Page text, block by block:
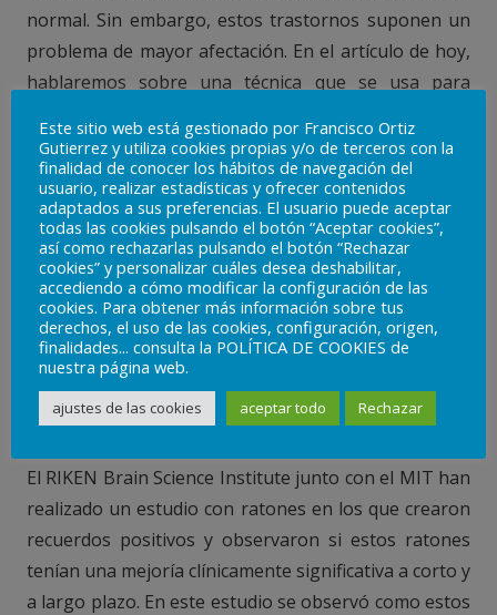
normal. Sin embargo, estos trastornos suponen un
problema de mayor afectación. En el artículo de hoy,
hablaremos sobre una técnica que se usa para
recuerdos para mejorar la depresión.
– Si quieres saber más sobre la depresión,
puedes leer nuestro artículo sobre ello
pinchando aquí
Emplear nuestros
recuerdos para mejorar
la depresión
El RIKEN Brain Science Institute junto con el MIT han
realizado un estudio con ratones en los que crearon
recuerdos positivos y observaron si estos ratones
tenían una mejoría clínicamente significativa a corto y
a largo plazo. En este estudio se observó como estos
Este sitio web está gestionado por Francisco Ortiz
Gutierrez y utiliza cookies propias y/o de terceros con la
finalidad de conocer los hábitos de navegación del
usuario, realizar estadísticas y ofrecer contenidos
adaptados a sus preferencias. El usuario puede aceptar
todas las cookies pulsando el botón “Aceptar cookies”,
así como rechazarlas pulsando el botón “Rechazar
cookies” y personalizar cuáles desea deshabilitar,
accediendo a cómo modificar la configuración de las
cookies. Para obtener más información sobre tus
derechos, el uso de las cookies, configuración, origen,
finalidades... consulta la POLÍTICA DE COOKIES de
nuestra página web.
ajustes de las cookies aceptar todo Rechazar